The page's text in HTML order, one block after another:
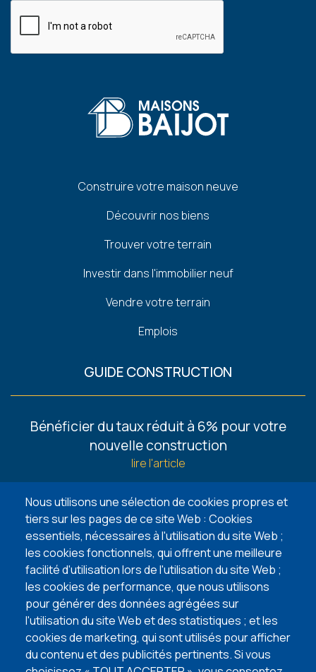
Nous utilisons une sélection de cookies propres et
tiers sur les pages de ce site Web : Cookies
essentiels, nécessaires à l'utilisation du site Web ;
les cookies fonctionnels, qui offrent une meilleure
facilité d'utilisation lors de l'utilisation du site Web ;
les cookies de performance, que nous utilisons
pour générer des données agrégées sur
l'utilisation du site Web et des statistiques ; et les
cookies de marketing, qui sont utilisés pour afficher
du contenu et des publicités pertinents. Si vous
Construire votre maison neuve
Découvrir nos biens
Trouver votre terrain
Investir dans l'immobilier neuf
Vendre votre terrain
Emplois
GUIDE CONSTRUCTION
Footer
Bénéficier du taux réduit à 6% pour votre
nouvelle construction
lire l'article
6 façons de trouver un terrain à bâtir
lire l'article
5 points d’attention lors de l’achat de votre
terrain à bâtir
lire l'article
VISITEZ NOS MAISONS TÉMOINS